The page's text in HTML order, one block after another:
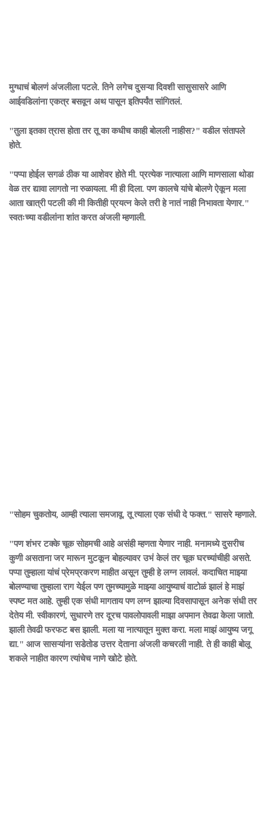
मुग्धाचं बोलणं अंजलीला पटले. तिने लगेच दुसऱ्या दिवशी सासुसासरे आणि
आईवडिलांना एकत्र बसवून अथ पासून इतिपर्यंत सांगितलं.
"तुला इतका त्रास होता तर तू का कधीच काही बोलली नाहीस?" वडील संतापले
होते.
"पप्पा होईल सगळं ठीक या आशेवर होते मी. प्रत्येक नात्याला आणि माणसाला थोडा
वेळ तर द्यावा लागतो ना रुळायला. मी ही दिला. पण कालचे यांचे बोलणे ऐकून मला
आता खात्री पटली की मी कितीही प्रयत्न केले तरी हे नातं नाही निभावता येणार."
स्वतःच्या वडीलांना शांत करत अंजली म्हणाली.
"सोहम चुकतोय, आम्ही त्याला समजावू. तू त्याला एक संधी दे फक्त." सासरे म्हणाले.
"पण शंभर टक्के चूक सोहमची आहे असंही म्हणता येणार नाही. मनामध्ये दुसरीच
कुणी असताना जर मारून मुटकून बोहल्यावर उभं केलं तर चूक घरच्यांचीही असते.
पप्पा तुम्हाला यांचं प्रेमप्रकरण माहीत असून तुम्ही हे लग्न लावलं. कदाचित माझ्या
बोलण्याचा तुम्हाला राग येईल पण तुमच्यामुळे माझ्या आयुष्याचं वाटोळं झालं हे माझं
स्पष्ट मत आहे. तुम्ही एक संधी मागताय पण लग्न झाल्या दिवसापासून अनेक संधी तर
देतेय मी. स्वीकारणं, सुधारणे तर दूरच पावलोपावली माझा अपमान तेवढा केला जातो.
झाली तेवढी फरफट बस झाली. मला या नात्यातून मुक्त करा. मला माझं आयुष्य जगू
द्या." आज सासऱ्यांना सडेतोड उत्तर देताना अंजली कचरली नाही. ते ही काही बोलू
शकले नाहीत कारण त्यांचेच नाणे खोटे होते.